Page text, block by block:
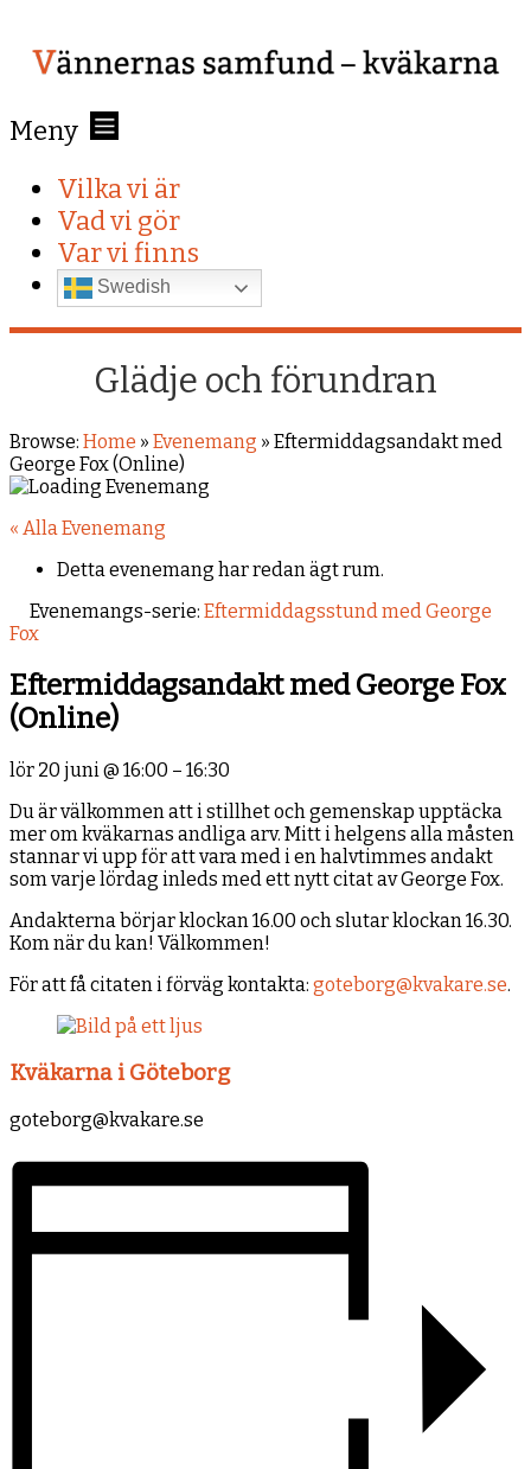
Meny
Vilka vi är
Vad vi gör
Var vi finns
Swedish
Glädje och förundran
Browse: Home » Evenemang » Eftermiddagsandakt med
George Fox (Online)
« Alla Evenemang
Detta evenemang har redan ägt rum.
Evenemangs-serie: Eftermiddagsstund med George
Fox
Eftermiddagsandakt med George Fox
(Online)
lör 20 juni@ 16:00 – 16:30
Du är välkommen att i stillhet och gemenskap upptäcka
mer om kväkarnas andliga arv. Mitt i helgens alla måsten
stannar vi upp för att vara med i en halvtimmes andakt
som varje lördag inleds med ett nytt citat av George Fox.
Andakterna börjar klockan 16.00 och slutar klockan 16.30.
Kom när du kan! Välkommen!
För att få citaten i förväg kontakta: goteborg@kvakare.se.
Kväkarna i Göteborg
goteborg@kvakare.se